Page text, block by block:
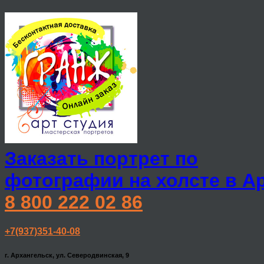
Заказать портрет по
фотографии на холсте в
8 800 222 02 86
+7(937)351-40-08
г. Архангельск, ул. Северодвинская, 9